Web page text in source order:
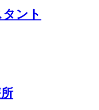
ント